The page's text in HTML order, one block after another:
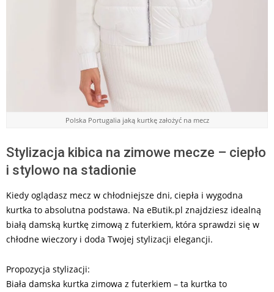
Polska Portugalia jaką kurtkę założyć na mecz
Stylizacja kibica na zimowe mecze – ciepło
i stylowo na stadionie
Kiedy oglądasz mecz w chłodniejsze dni, ciepła i wygodna
kurtka to absolutna podstawa. Na eButik.pl znajdziesz idealną
białą damską kurtkę zimową z futerkiem, która sprawdzi się w
chłodne wieczory i doda Twojej stylizacji elegancji.
Propozycja stylizacji:
Biała damska kurtka zimowa z futerkiem – ta kurtka to